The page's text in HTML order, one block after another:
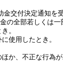
交付決定通知を
の全部若しくは一
。
使用したとき。
か、不正な行為が